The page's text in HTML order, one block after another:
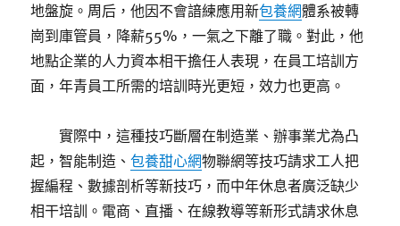
地盤旋。周后，他因不會諳練應用新包養網體系被轉
崗到庫管員，降薪55%，一氣之下離了職。對此，他
地點企業的人力資本相干擔任人表現，在員工培訓方
面，年青員工所需的培訓時光更短，效力也更高。
實際中，這種技巧斷層在制造業、辦事業尤為凸
起，智能制造、包養甜心網物聯網等技巧請求工人把
握編程、數據剖析等新技巧，而中年休息者廣泛缺少
相干培訓。電商、直播、在線教導等新形式請求休息